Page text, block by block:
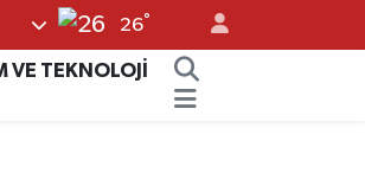
26°
VE TEKNOLOJİ